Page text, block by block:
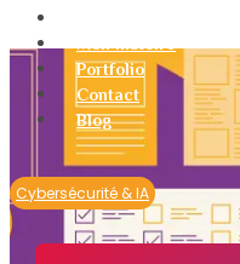
Portfolio
Contact
Blog
Cybersécurité & IA